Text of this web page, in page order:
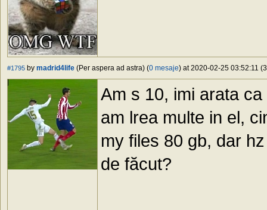
#1795 by madrid4life (Per aspera ad astra) (0 mesaje) at 2020-02-25 03:52:11
Am s 10, imi arata
am lrea multe in el,
my files 80 gb, dar
de făcut?